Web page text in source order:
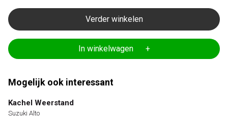
Verder winkelen
In winkelwagen +
Mogelijk ook interessant
Kachel Weerstand
Suzuki Alto